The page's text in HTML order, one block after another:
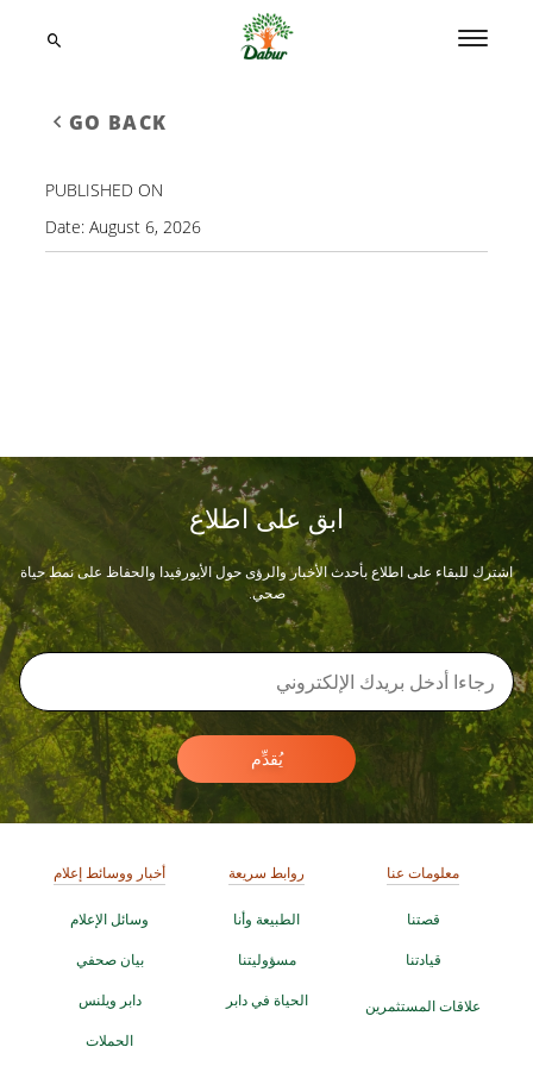
GO BACK
PUBLISHED ON
Date:August 6, 2026
ابق على اطلاع
اشترك للبقاء على اطلاع بأحدث الأخبار والرؤى حول الأيورفيدا والحفاظ على نمط حياة
صحي.
يُقدِّم
معلومات عنا
قصتنا
قيادتنا
علاقات المستثمرين
روابط سريعة
الطبيعة وأنا
مسؤوليتنا
الحياة في دابر
أخبار ووسائط إعلام
وسائل الإعلام
بيان صحفي
دابر ويلنس
الحملات